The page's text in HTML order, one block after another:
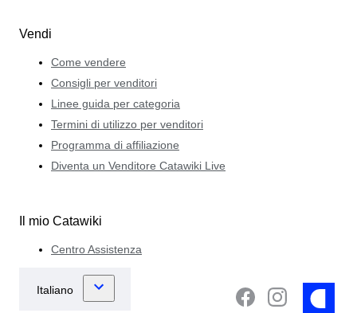
Vendi
Come vendere
Consigli per venditori
Linee guida per categoria
Termini di utilizzo per venditori
Programma di affiliazione
Diventa un Venditore Catawiki Live
Il mio Catawiki
Centro Assistenza